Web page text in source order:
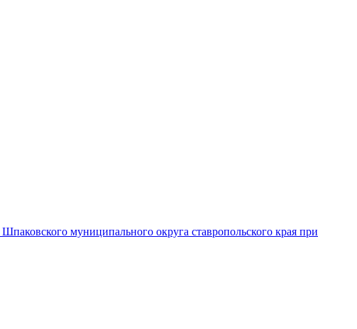
муниципального округа ставропольского края при